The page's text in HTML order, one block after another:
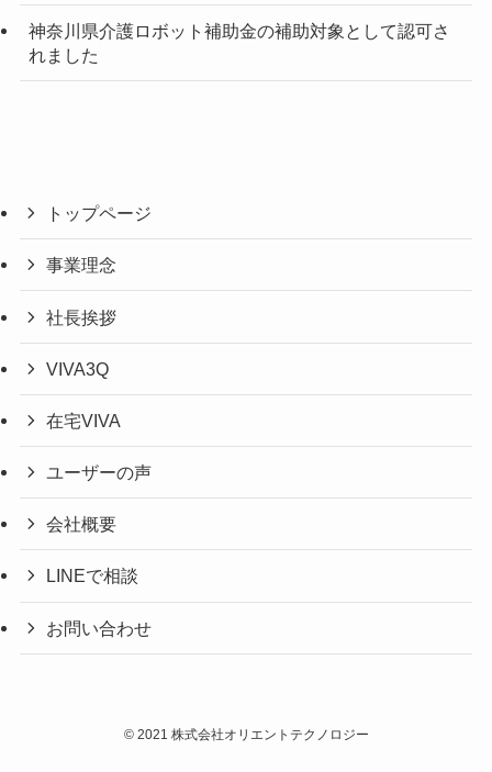
神奈川県介護ロボット補助金の補助対象として認可さ
れました
トップページ
事業理念
社長挨拶
VIVA3Q
在宅VIVA
ユーザーの声
会社概要
LINEで相談
お問い合わせ
©2021 株式会社オリエントテクノロジー